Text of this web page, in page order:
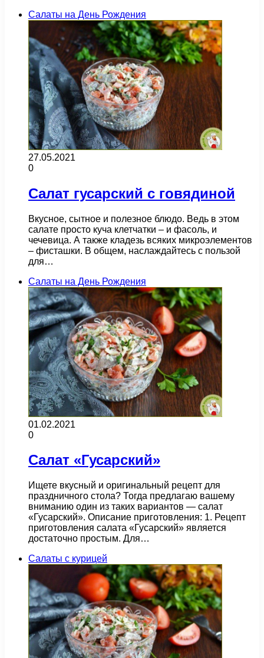
Салаты на День Рождения
27.05.2021
0
Салат гусарский с говядиной
Вкусное, сытное и полезное блюдо. Ведь в этом
салате просто куча клетчатки – и фасоль, и
чечевица. А также кладезь всяких микроэлементов
– фисташки. В общем, наслаждайтесь с пользой
для…
Салаты на День Рождения
01.02.2021
0
Салат «Гусарский»
Ищете вкусный и оригинальный рецепт для
праздничного стола? Тогда предлагаю вашему
вниманию один из таких вариантов — салат
«Гусарский». Описание приготовления: 1. Рецепт
приготовления салата «Гусарский» является
достаточно простым. Для…
Салаты с курицей